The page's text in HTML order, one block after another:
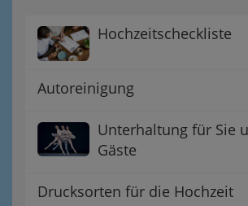
Hochzeitscheckliste
Autoreinigung
Unterhaltung für Sie
Gäste
Drucksorten für die Hochzeit